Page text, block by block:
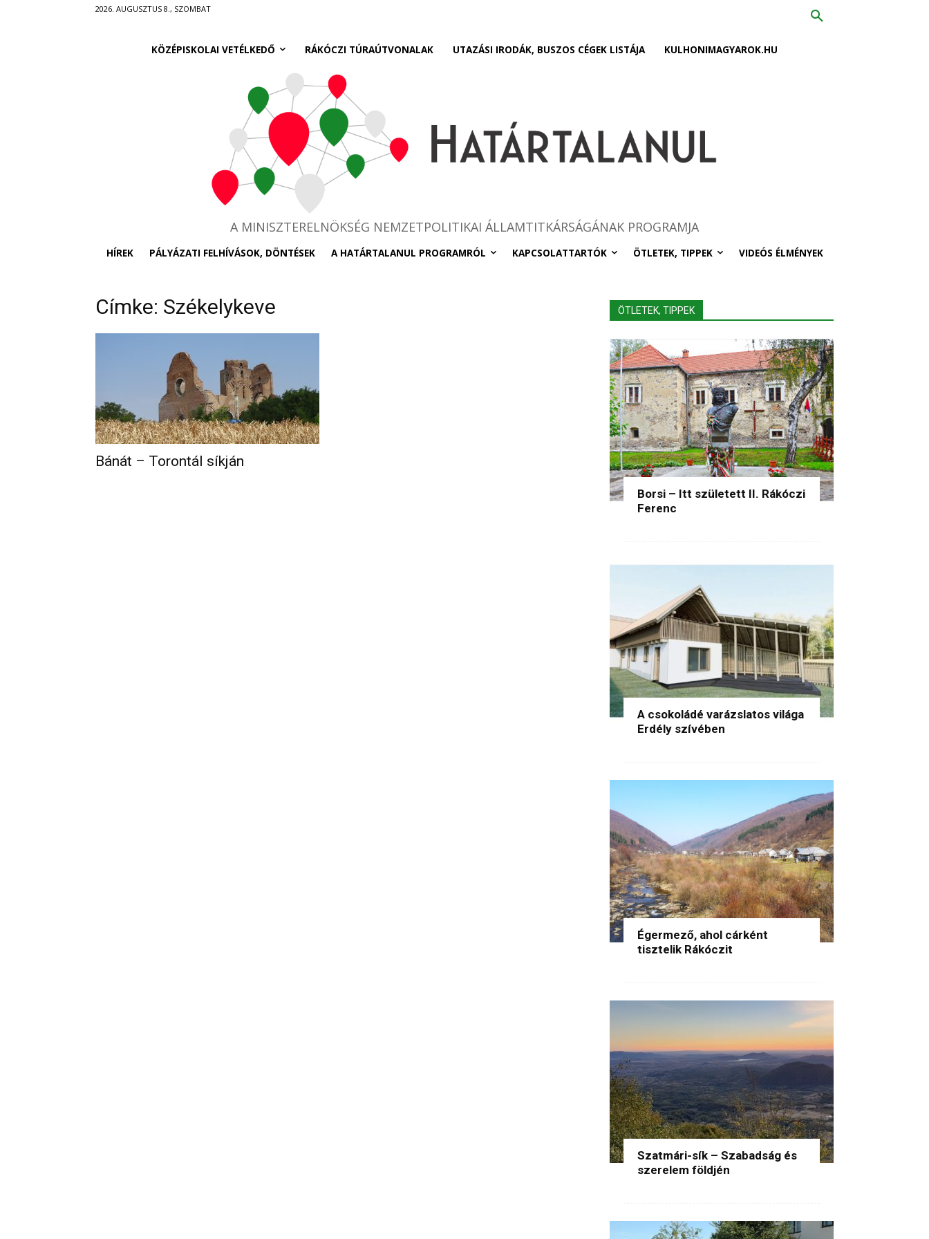
2026. AUGUSZTUS 8., SZOMBAT
KÖZÉPISKOLAI VETÉLKEDŐ RÁKÓCZI TÚRAÚTVONALAK UTAZÁSI IRODÁK, BUSZOS CÉGEK LISTÁJA KULHONIMAGYAROK.HU
A MINISZTERELNÖKSÉG NEMZETPOLITIKAI ÁLLAMTITKÁRSÁGÁNAK PROGRAMJA
HÍREK PÁLYÁZATI FELHÍVÁSOK, DÖNTÉSEK A HATÁRTALANUL PROGRAMRÓL KAPCSOLATTARTÓK ÖTLETEK, TIPPEK VIDEÓS ÉLMÉNYEK
Címke: Székelykeve
Bánát – Torontál síkján
ÖTLETEK, TIPPEK
Borsi – Itt született II. Rákóczi
Ferenc
A csokoládé varázslatos világa
Erdély szívében
Égermező, ahol cárként
tisztelik Rákóczit
Szatmári-sík – Szabadság és
szerelem földjén